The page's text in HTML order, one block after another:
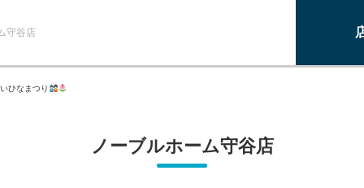
守谷店
ひなまつり
ノーブルホーム守谷店